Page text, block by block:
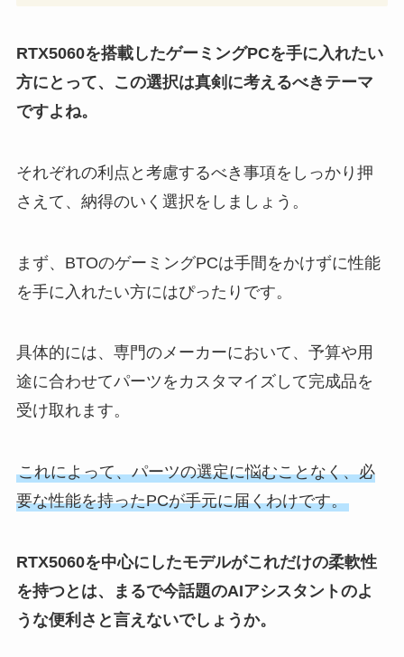
RTX5060を搭載したゲーミングPCを手に入れたい
方にとって、この選択は真剣に考えるべきテーマ
ですよね。
それぞれの利点と考慮するべき事項をしっかり押
さえて、納得のいく選択をしましょう。
まず、BTOのゲーミングPCは手間をかけずに性能
を手に入れたい方にはぴったりです。
具体的には、専門のメーカーにおいて、予算や用
途に合わせてパーツをカスタマイズして完成品を
受け取れます。
これによって、パーツの選定に悩むことなく、必
要な性能を持ったPCが手元に届くわけです。
RTX5060を中心にしたモデルがこれだけの柔軟性
を持つとは、まるで今話題のAIアシスタントのよ
うな便利さと言えないでしょうか。